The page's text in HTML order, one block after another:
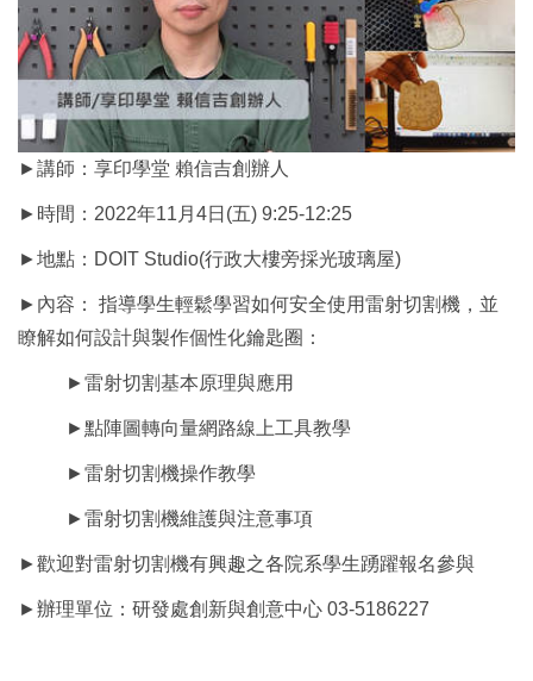
►講師：享印學堂 賴信吉創辦人
►時間：2022年11月4日(五) 9:25-12:25
►地點：DOIT Studio(行政大樓旁採光玻璃屋)
►內容： 指導學生輕鬆學習如何安全使用雷射切割機，並
瞭解如何設計與製作個性化鑰匙圈：
►雷射切割基本原理與應用
►點陣圖轉向量網路線上工具教學
►雷射切割機操作教學
►雷射切割機維護與注意事項
►歡迎對雷射切割機有興趣之各院系學生踴躍報名參與
►辦理單位：研發處創新與創意中心 03-5186227